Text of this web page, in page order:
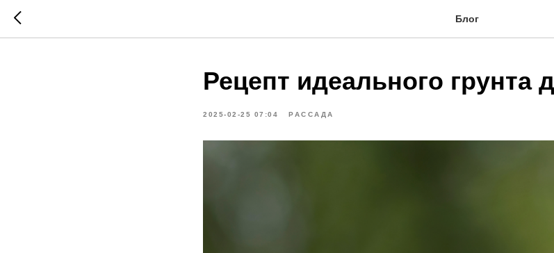
Блог
Рецепт идеального грунта
2025-02-25 07:04 РАССАДА